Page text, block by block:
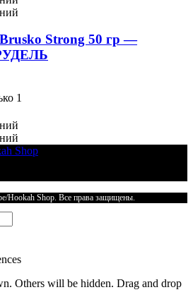
Brusko Strong 50 гр —
1
Hookah Shop. Все права защищены.
Others will be hidden. Drag and drop